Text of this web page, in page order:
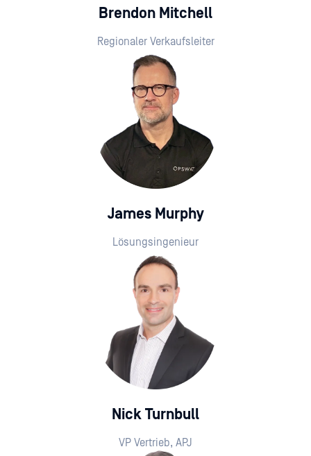
Brendon Mitchell
Regionaler Verkaufsleiter
James Murphy
Lösungsingenieur
Nick Turnbull
VP Vertrieb, APJ